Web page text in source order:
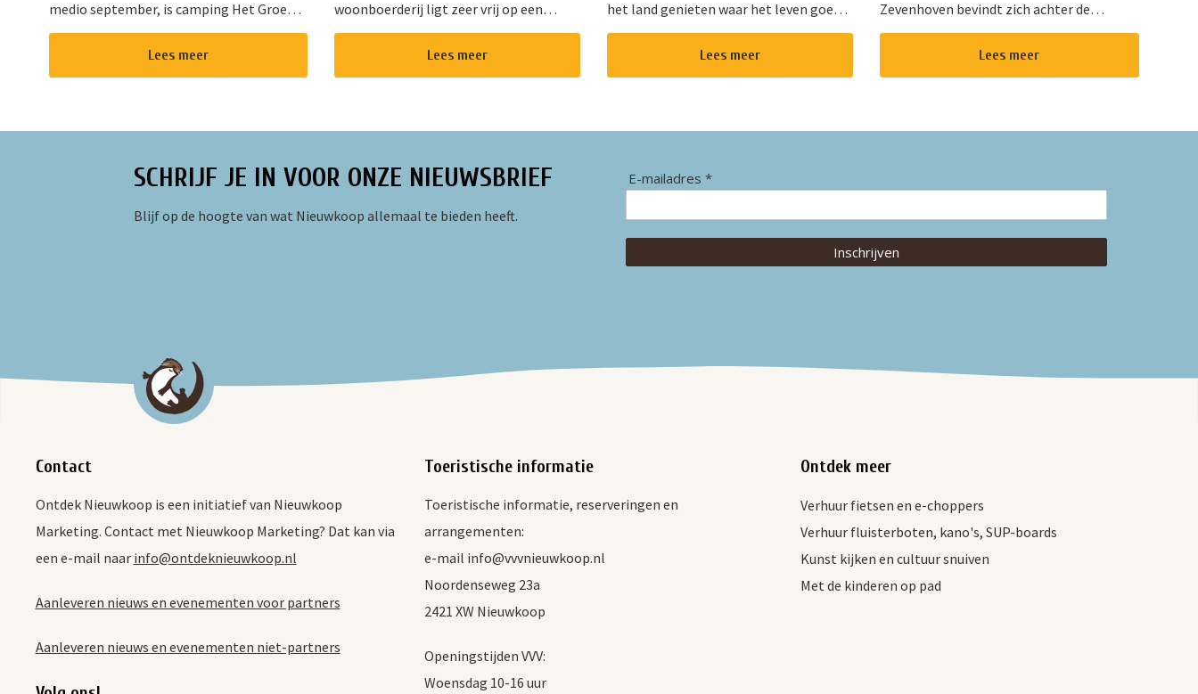
medio september, is camping Het Groene
Hart één van de mooiste plekjes op het
landgoed van Ipse de Bruggen in
Nieuwveen. Het l...
Lees meer
woonboerderij ligt zeer vrij op een
groot stuk land aan het water in het
rustieke dorpje Aarlanderveen vlak bij de
Nieuwkoopse Plassen. Het complex
Lees meer
het land genieten waar het leven goed
is? Dat kan bij Natuurkampeerterrein
Amstelkade. Op onze natuurvriendelijke
camping met ruime,open plaatsen is
Lees meer
Zevenhoven bevindt zich achter de
Johannes Geboorte kerk een lourdesgrot
in een stiltetuin. Deze grot is zes meter
hoog en opgetrokken uit ruwe rotsbl...
Lees meer
SCHRIJF JE IN VOOR ONZE NIEUWSBRIEF
Blijf op de hoogte van wat Nieuwkoop allemaal te bieden heeft.
E-mailadres *
Inschrijven
Contact
Ontdek Nieuwkoop is een initiatief van Nieuwkoop
Marketing. Contact met Nieuwkoop Marketing? Dat kan via
een e-mail naar info@ontdeknieuwkoop.nl
Aanleveren nieuws en evenementen voor partners
Aanleveren nieuws en evenementen niet-partners
Toeristische informatie
Toeristische informatie, reserveringen en
arrangementen:
e-mail info@vvvnieuwkoop.nl
Noordenseweg 23a
2421 XW Nieuwkoop
Openingstijden VVV:
Woensdag 10-16 uur
Ontdek meer
Verhuur fietsen en e-choppers
Verhuur fluisterboten, kano's, SUP-boards
Kunst kijken en cultuur snuiven
Met de kinderen op pad